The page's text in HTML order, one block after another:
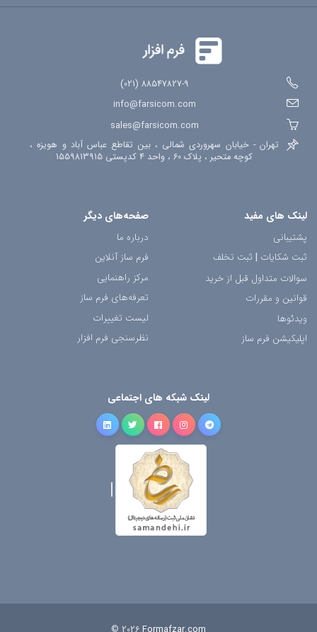
88547827-9 (021)
info@farsicom.com
sales@farsicom.com
تهران - خیابان سهروردی شمالی ، بین تقاطع عباس آباد و هویزه ،
کوچه متحیر ، پلاک 60 ، واحد 4 کدپستی 1559813915
لینک های مفید
پشتیبانی
ثبت شکایات | ثبت تخلف
سوالات متداول قبل از خرید
قوانین و مقررات
ویدئوها
اپلیکیشن فرم ساز
صفحه‌های دیگر
درباره ما
فرم ساز آنلاین
مرکز راهنمایی
تعرفه‌های فرم ساز
لیست تغییرات
نظرسنجی فرم افزار
لینک شبکه های اجتماعی